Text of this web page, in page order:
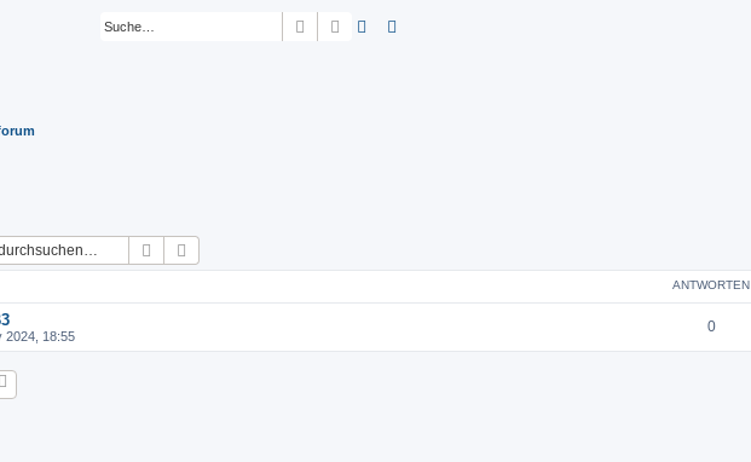
Suche Erweiterte Suche
Suche
ANTWORTEN
2024, 18:55
0